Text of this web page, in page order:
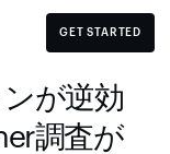
GET STARTED
が逆効
調査が